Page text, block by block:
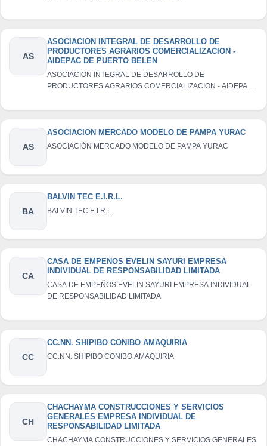
AS
ASOCIACION INTEGRAL DE DESARROLLO DE
PRODUCTORES AGRARIOS COMERCIALIZACION -
AIDEPAC DE PUERTO BELEN
ASOCIACION INTEGRAL DE DESARROLLO DE
PRODUCTORES AGRARIOS COMERCIALIZACION - AIDEPAC
AS
ASOCIACIÓN MERCADO MODELO DE PAMPA YURAC
ASOCIACIÓN MERCADO MODELO DE PAMPA YURAC
BA
BALVIN TEC E.I.R.L.
BALVIN TEC E.I.R.L.
CA
CASA DE EMPEÑOS EVELIN SAYURI EMPRESA
INDIVIDUAL DE RESPONSABILIDAD LIMITADA
CASA DE EMPEÑOS EVELIN SAYURI EMPRESA INDIVIDUAL
DE RESPONSABILIDAD LIMITADA
CC
CC.NN. SHIPIBO CONIBO AMAQUIRIA
CC.NN. SHIPIBO CONIBO AMAQUIRIA
CH
CHACHAYMA CONSTRUCCIONES Y SERVICIOS
GENERALES EMPRESA INDIVIDUAL DE
RESPONSABILIDAD LIMITADA
CHACHAYMA CONSTRUCCIONES Y SERVICIOS GENERALES